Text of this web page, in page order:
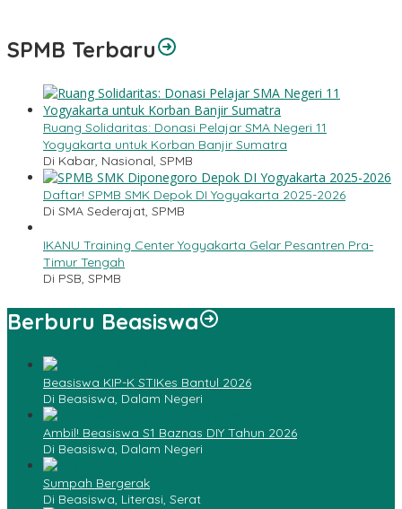
SPMB Terbaru
Ruang Solidaritas: Donasi Pelajar SMA Negeri 11
Yogyakarta untuk Korban Banjir Sumatra
Di Kabar, Nasional, SPMB
Daftar! SPMB SMK Depok DI Yogyakarta 2025-2026
Di SMA Sederajat, SPMB
IKANU Training Center Yogyakarta Gelar Pesantren Pra-
Timur Tengah
Di PSB, SPMB
Berburu Beasiswa
Beasiswa KIP-K STIKes Bantul 2026
Di Beasiswa, Dalam Negeri
Ambil! Beasiswa S1 Baznas DIY Tahun 2026
Di Beasiswa, Dalam Negeri
Sumpah Bergerak
Di Beasiswa, Literasi, Serat